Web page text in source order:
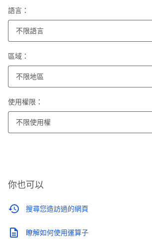
語言：
不限語言
區域：
不限地區
使用權限：
不限使用權
你也可以
搜尋您造訪過的網頁
瞭解如何使用運算子